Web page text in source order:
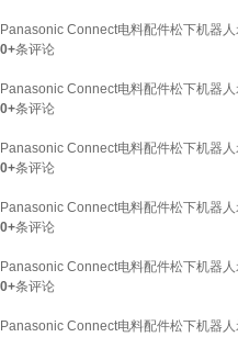
Panasonic Connect电料配件松下机器
0+条评论
Panasonic Connect电料配件松下机器
0+条评论
Panasonic Connect电料配件松下机器
0+条评论
Panasonic Connect电料配件松下机器
0+条评论
Panasonic Connect电料配件松下机器
0+条评论
Panasonic Connect电料配件松下机器